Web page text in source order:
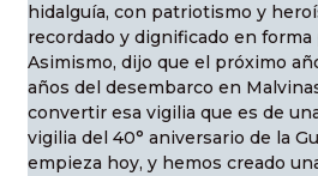
hidalguía, con patriotismo y
recordado y dignificado en forma
Asimismo, dijo que el próximo
años del desembarco en
convertir esa vigilia que es de
vigilia del 40° aniversario de la
empieza hoy, y hemos creado